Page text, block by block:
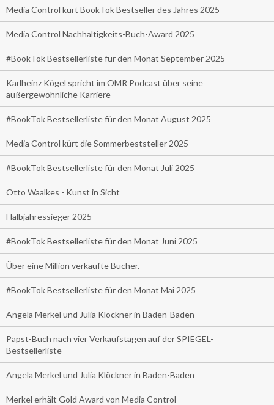
Media Control kürt BookTok Bestseller des Jahres 2025
Media Control Nachhaltigkeits-Buch-Award 2025
#BookTok Bestsellerliste für den Monat September 2025
Karlheinz Kögel spricht im OMR Podcast über seine
außergewöhnliche Karriere
#BookTok Bestsellerliste für den Monat August 2025
Media Control kürt die Sommerbeststeller 2025
#BookTok Bestsellerliste für den Monat Juli 2025
Otto Waalkes - Kunst in Sicht
Halbjahressieger 2025
#BookTok Bestsellerliste für den Monat Juni 2025
Über eine Million verkaufte Bücher.
#BookTok Bestsellerliste für den Monat Mai 2025
Angela Merkel und Julia Klöckner in Baden-Baden
Papst-Buch nach vier Verkaufstagen auf der SPIEGEL-
Bestsellerliste
Angela Merkel und Julia Klöckner in Baden-Baden
Merkel erhält Gold Award von Media Control